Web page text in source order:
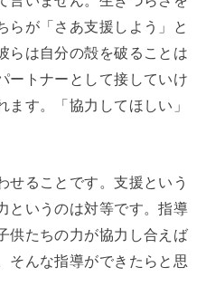
らが「さあ支援しよう」と
らは自分の殻を破ることは
ートナーとして接していけ
す。「協力してほしい」
せることです。支援という
というのは対等です。指導
供たちの力が協力し合えば
そんな指導ができたらと思